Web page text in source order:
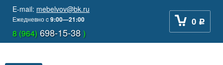
E-mail: mebelvov@bk.ru
Ежедневноc9:00—21:00
8 (964) 698-15-38)
0 Р